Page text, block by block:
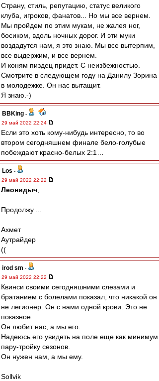
Страну, стиль, репутацию, статус великого
клуба, игроков, фанатов... Но мы все вернем.
Мы пройдем по этим мукам, не жалея ног,
босиком, вдоль ночных дорог. И эти муки
воздадутся нам, я это знаю. Мы все вытерпим,
все выдержим, и все вернем.
И коням пиздец придет. С неизбежностью.
Смотрите в следующем году на Данилу Зорина
в молодежке. Он нас вытащит.
Я знаю.-)
BBKing -
29 май 2022 22:24
Если это хоть кому-нибудь интересно, то во
втором сегодняшнем финале бело-голубые
побеждают красно-белых 2:1…
Los -
29 май 2022 22:22
Леонидыч
Продолжу ...
Ахмет
Аутрайдер
((
irod sm -
29 май 2022 22:22
Квинси своими сегодняшними слезами и
братанием с болелами показал, что никакой он
не легионер. Он с нами одной крови. Это не
показное.
Он любит нас, а мы его.
Надеюсь его увидеть на поле еще как минимум
пару-тройку сезонов.
Он нужен нам, а мы ему.
Sollvik